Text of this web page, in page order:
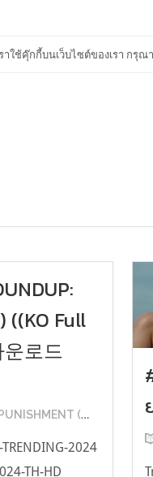
ราใช้คุ๊กกี้บนเว็บไซต์ของเรา กรุ
((KO Full
로드
전체 버전 HD 다운로드~2024]]
2024
TH-HD